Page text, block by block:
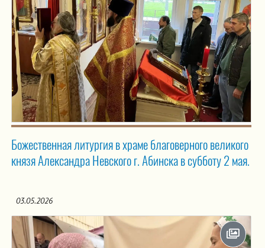
Божественная литургия в храме благоверного великого
князя Александра Невского г. Абинска в субботу 2 мая.
03.05.2026